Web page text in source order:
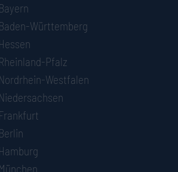
Württemberg
Pfalz
Westfalen